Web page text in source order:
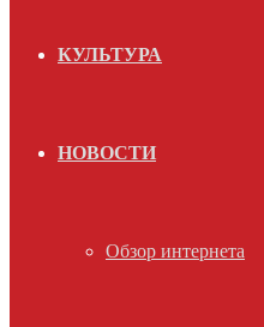
КУЛЬТУРА
НОВОСТИ
Обзор интернета